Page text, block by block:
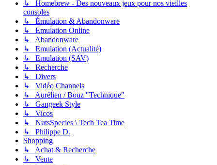
↳ Homebrew - Des nouveaux jeux pour nos vieilles
consoles
↳ Émulation & Abandonware
↳ Emulation Online
↳ Abandonware
↳ Emulation (Actualité)
↳ Emulation (SAV)
↳ Recherche
↳ Divers
↳ Vidéo Channels
↳ Aurélien / Bouz "Technique"
↳ Gangeek Style
↳ Vicos
↳ NutsSpecies \ Tech Tea Time
↳ Philippe D.
Shopping
↳ Achat & Recherche
↳ Vente